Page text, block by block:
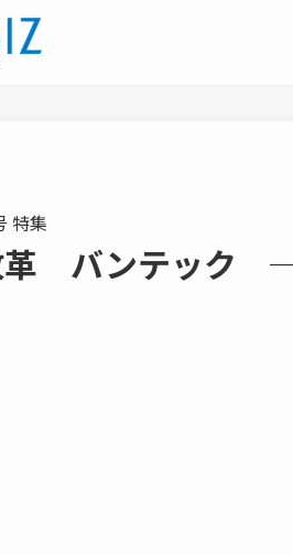
特集
革 バンテック